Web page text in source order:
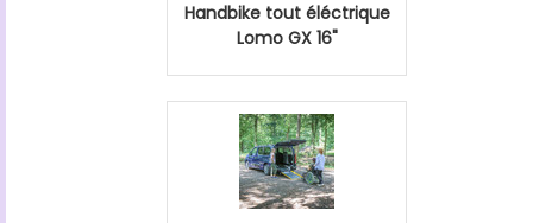
Handbike tout éléctrique
Lomo GX 16"